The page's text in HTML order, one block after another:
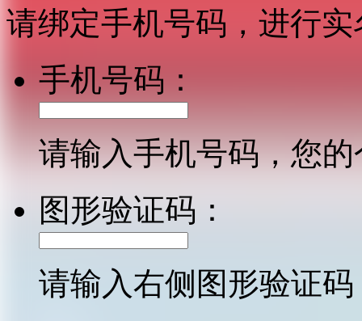
请绑定手机号码，进行
手机号码：
请输入手机号码，您
图形验证码：
请输入右侧图形验证码